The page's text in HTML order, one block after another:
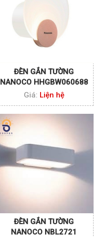
ĐÈN GẮN TƯỜNG
NANOCO HHGBW060688
Giá: Liện hệ
ĐÈN GẮN TƯỜNG
NANOCO NBL2721